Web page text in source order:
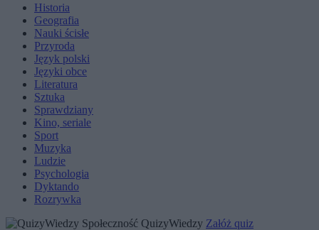
Historia
Geografia
Nauki ścisłe
Przyroda
Język polski
Języki obce
Literatura
Sztuka
Sprawdziany
Kino, seriale
Sport
Muzyka
Ludzie
Psychologia
Dyktando
Rozrywka
Społeczność QuizyWiedzy Załóż quiz